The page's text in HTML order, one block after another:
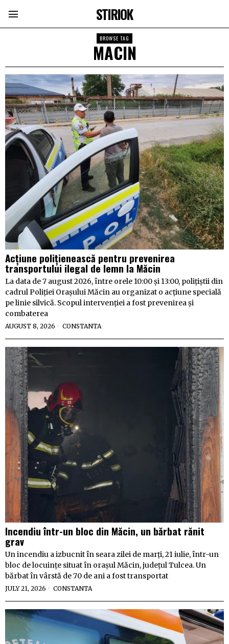
STIRIOK
BROWSE TAG
MACIN
Acțiune polițienească pentru prevenirea
transportului ilegal de lemn la Măcin
La data de 7 august 2026, între orele 10:00 și 13:00, polițiștii din
cadrul Poliției Orașului Măcin au organizat o acțiune specială
pe linie silvică. Scopul intervenției a fost prevenirea și
combaterea
AUGUST 8, 2026 CONSTANTA
Incendiu într-un bloc din Măcin, un bărbat rănit
grav
Un incendiu a izbucnit în seara zilei de marți, 21 iulie, într-un
bloc de locuințe situat în orașul Măcin, județul Tulcea. Un
bărbat în vârstă de 70 de ani a fost transportat
JULY 21, 2026 CONSTANTA